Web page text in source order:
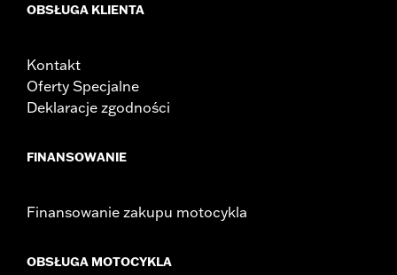
OBSŁUGA KLIENTA
Kontakt
Oferty Specjalne
Deklaracje zgodności
FINANSOWANIE
Finansowanie zakupu motocykla
OBSŁUGA MOTOCYKLA